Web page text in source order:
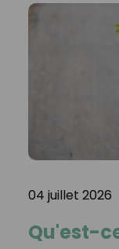
04 juillet 2026
Qu'est-